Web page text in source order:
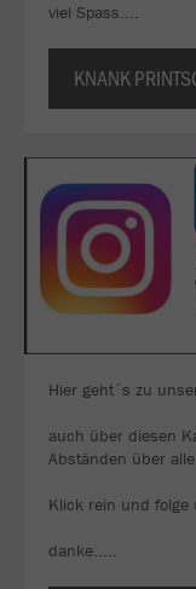
viel Spass....
KNANK
Hier geht´s zu
auch über diesen
Abständen über
Klick rein und folge
danke.....